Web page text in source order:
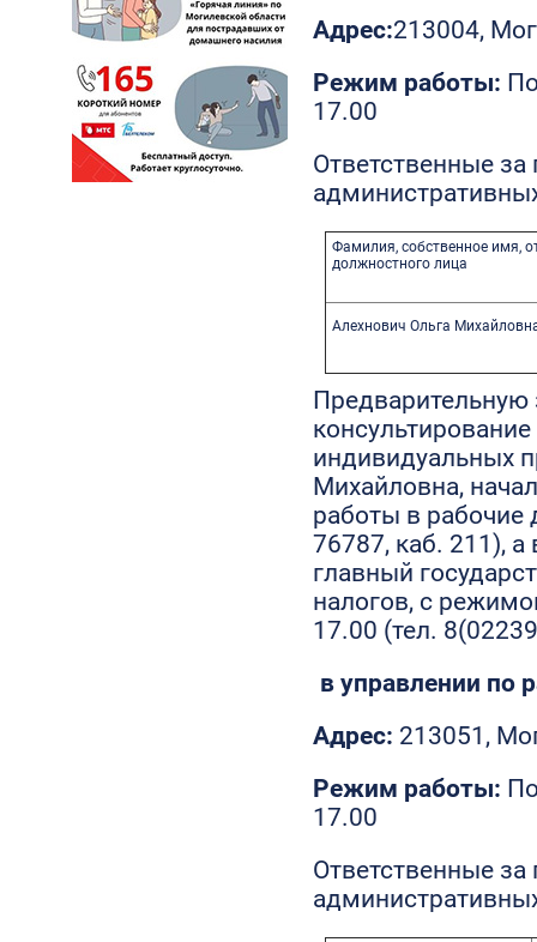
Адрес:213004,
Режим работы:
17.00
Ответственные
Фамилия, собственное имя,
должностного лица
Алехнович Ольга
Предварительную
индивидуальных
Михайловна,
работы в рабочие
76787, каб. 211),
главный
налогов, с
17.00 (тел.
в управлении по
Адрес: 213051,
Режим работы:
17.00
Ответственные